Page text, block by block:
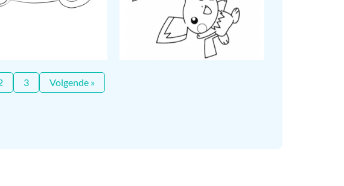
3 Volgende »